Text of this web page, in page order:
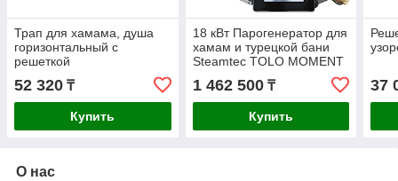
Трап для хамама, душа
горизонтальный с
решеткой
52 320 ₸
Купить
18 кВт Парогенератор для
хамам и турецкой бани
Steamtec TOLO MOMENT
1 462 500₸
Купить
37
О нас